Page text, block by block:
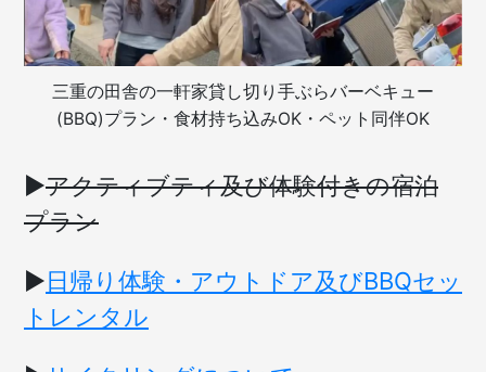
三重の田舎の一軒家貸し切り手ぶらバーベキュー
(BBQ)プラン・食材持ち込みOK・ペット同伴OK
▶︎アクティブティ及び体験付きの宿泊
プラン
▶︎日帰り体験・アウトドア及びBBQセッ
トレンタル